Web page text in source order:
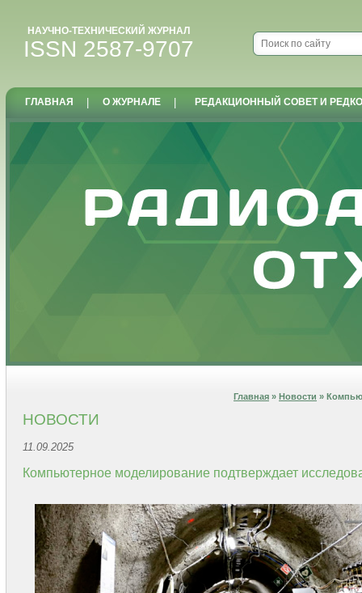
НАУЧНО-ТЕХНИЧЕСКИЙ ЖУРНАЛ
ISSN 2587-9707
ГЛАВНАЯ О ЖУРНАЛЕ РЕДАКЦИОННЫЙ СОВЕТ И
Главная » Новости »
НОВОСТИ
11.09.2025
Компьютерное моделирование подтверждает